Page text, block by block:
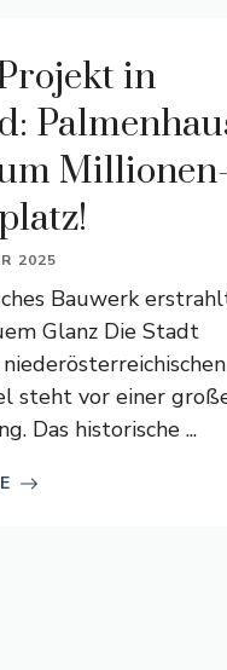
in
Millionen-
2025
Bauwerk
Glanz Die Stadt
steht vor einer
Das historische ...